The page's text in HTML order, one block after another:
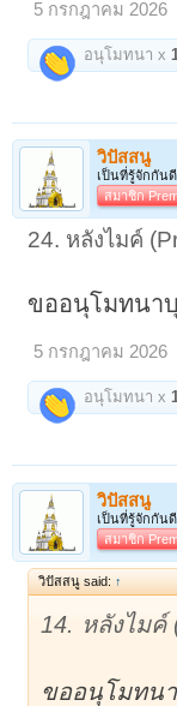
5 กรกฎาคม 2026
อนุโมทนา x
วิปัสสนู
เป็นที่รู้จักกันดี
สมาชิก
24. หลังไมค์
ขออนุโมทนา
5 กรกฎาคม 2026
อนุโมทนา x
วิปัสสนู
เป็นที่รู้จักกันดี
สมาชิก
วิปัสสนู said: ↑
14. หลังไมค์
ขออนุโมทน